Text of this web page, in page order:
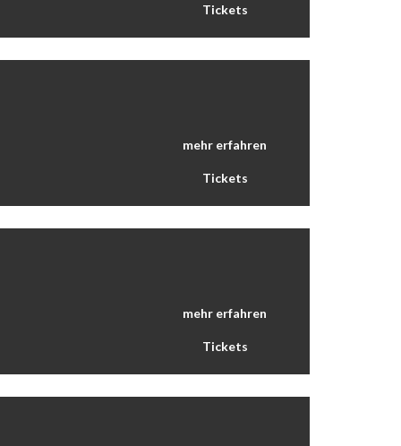
Tickets
mehr erfahren
Tickets
mehr erfahren
Tickets